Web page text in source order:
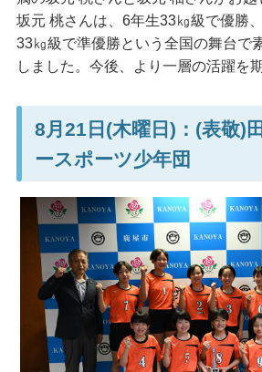
坂元 桃さんは、6年生33㎏級で優勝
33㎏級で準優勝という全国の舞台で
しました。今後、より一層の活躍を
8月21日(木曜日)：(表敬)
ースポーツ少年団